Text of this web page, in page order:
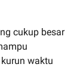
cukup besar
waktu